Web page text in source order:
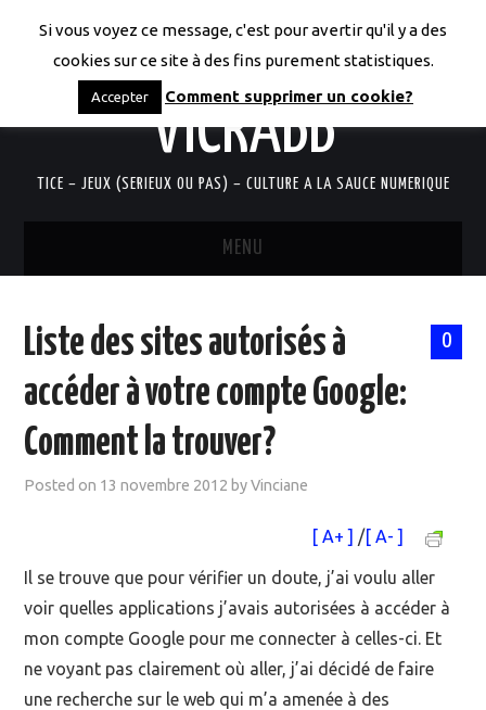
LES CODICES DE
VICRABB
TICE – JEUX (SERIEUX OU PAS) – CULTURE A LA SAUCE NUMERIQUE
MENU
QUI SUIS-JE?
EVÉNEMENTS
DANS LA PRESSE
0
Liste des sites autorisés à
accéder à votre compte Google:
Comment la trouver?
Posted on 13 novembre 2012 byVinciane
[ A+ ] /[ A- ]
Il se trouve que pour vérifier un doute, j’ai voulu aller
voir quelles applications j’avais autorisées à accéder à
mon compte Google pour me connecter à celles-ci. Et
ne voyant pas clairement où aller, j’ai décidé de faire
une recherche sur le web qui m’a amenée à des
Si vous voyez ce message, c'est pour avertir qu'il y a des
cookies sur ce site à des fins purement statistiques.
Accepter Comment supprimer un cookie?